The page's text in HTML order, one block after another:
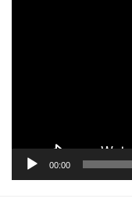
00:00